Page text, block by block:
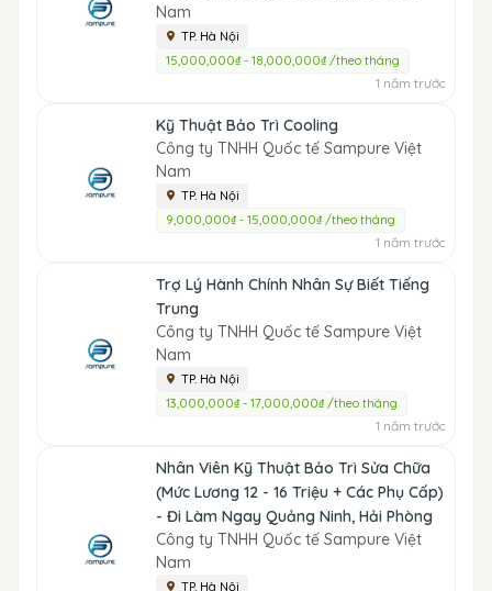
Nam
TP. Hà Nội
15,000,000₫ - 18,000,000₫ /theo tháng
1 năm trước
Kỹ Thuật Bảo Trì Cooling
Công ty TNHH Quốc tế Sampure Việt
Nam
TP. Hà Nội
9,000,000₫ - 15,000,000₫ /theo tháng
1 năm trước
Trợ Lý Hành Chính Nhân Sự Biết Tiếng
Trung
Công ty TNHH Quốc tế Sampure Việt
Nam
TP. Hà Nội
13,000,000₫ - 17,000,000₫ /theo tháng
1 năm trước
Nhân Viên Kỹ Thuật Bảo Trì Sửa Chữa
(Mức Lương 12 - 16 Triệu + Các Phụ Cấp)
- Đi Làm Ngay Quảng Ninh, Hải Phòng
Công ty TNHH Quốc tế Sampure Việt
Nam
TP. Hà Nội